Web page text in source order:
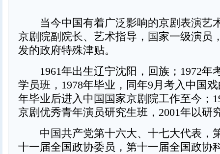
当今中国有着广泛影响的京剧表演艺
京剧院副院长、艺术指导，国家一级演员
发的政府特殊津贴。
1961年出生辽宁沈阳，回族；1972年
学员班，1978年毕业，同年9月考入中国
年毕业后进入中国国家京剧院工作至今；
京剧优秀青年演员研究生班，2001年以研
中国共产党第十六大、十七大代表，
十一届全国政协委员，第十一届全国政协